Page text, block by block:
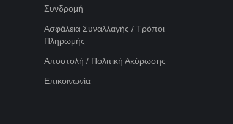
Συνδρομή
Ασφάλεια Συναλλαγής / Τρόποι
Πληρωμής
Αποστολή / Πολιτική Ακύρωσης
Επικοινωνία